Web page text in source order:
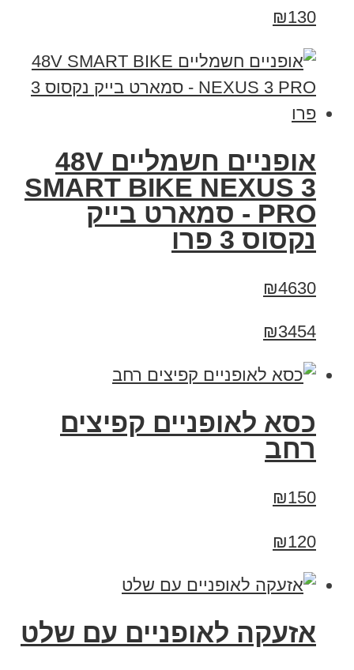
₪130
אופניים חשמליים 48V
SMART BIKE NEXUS 3
PRO - סמארט בייק
נקסוס 3 פרו
₪4630
₪3454
כסא לאופניים קפיצים
רחב
₪150
₪120
אזעקה לאופניים עם שלט